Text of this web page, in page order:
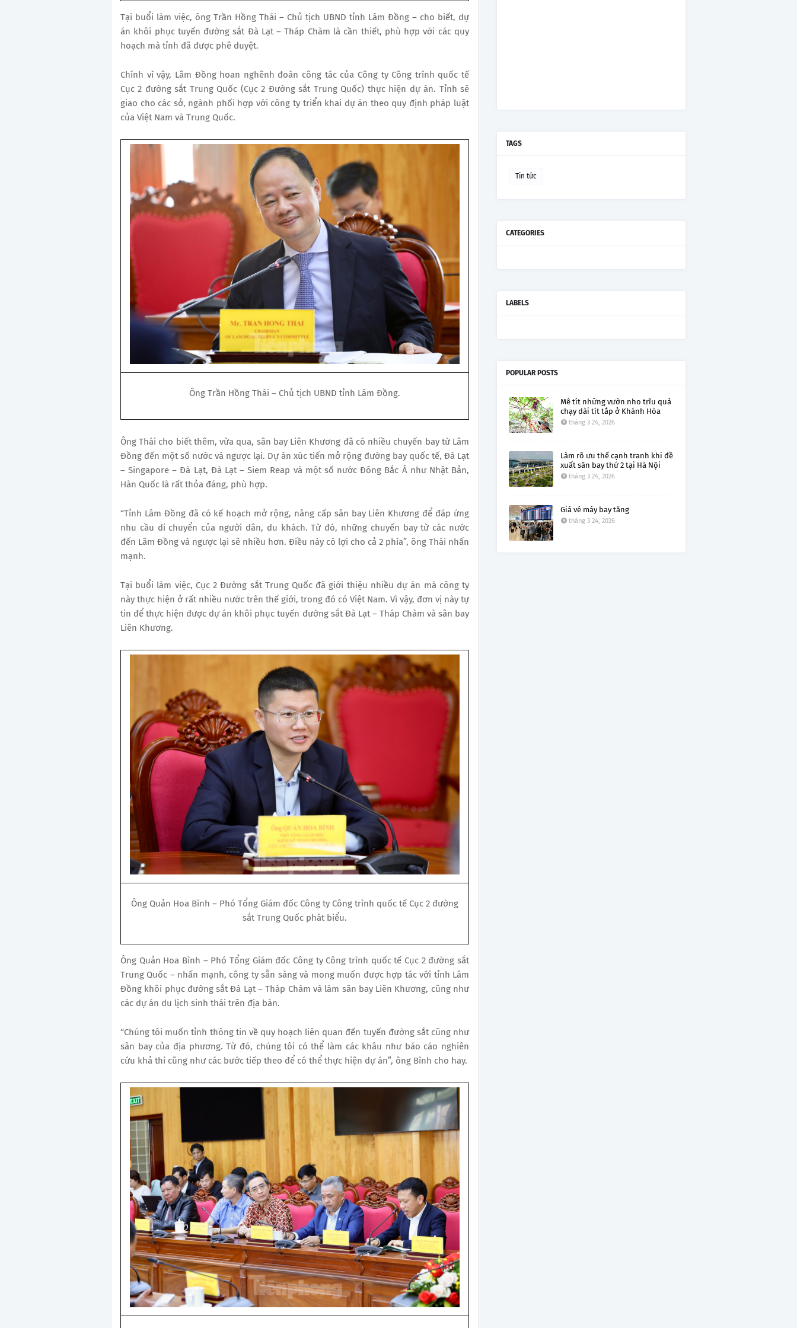
Tại buổi làm việc, ông Trần Hồng Thái – Chủ tịch UBND tỉnh Lâm Đồng – cho biết, dự
án khôi phục tuyến đường sắt Đà Lạt – Tháp Chàm là cần thiết, phù hợp với các quy
hoạch mà tỉnh đã được phê duyệt.
Chính vì vậy, Lâm Đồng hoan nghênh đoàn công tác của Công ty Công trình quốc tế
Cục 2 đường sắt Trung Quốc (Cục 2 Đường sắt Trung Quốc) thực hiện dự án. Tỉnh sẽ
giao cho các sở, ngành phối hợp với công ty triển khai dự án theo quy định pháp luật
của Việt Nam và Trung Quốc.
Ông Trần Hồng Thái – Chủ tịch UBND tỉnh Lâm Đồng.
Ông Thái cho biết thêm, vừa qua, sân bay Liên Khương đã có nhiều chuyến bay từ Lâm
Đồng đến một số nước và ngược lại. Dự án xúc tiến mở rộng đường bay quốc tế, Đà Lạt
– Singapore – Đà Lạt, Đà Lạt – Siem Reap và một số nước Đông Bắc Á như Nhật Bản,
Hàn Quốc là rất thỏa đáng, phù hợp.
“Tỉnh Lâm Đồng đã có kế hoạch mở rộng, nâng cấp sân bay Liên Khương để đáp ứng
nhu cầu di chuyển của người dân, du khách. Từ đó, những chuyến bay từ các nước
đến Lâm Đồng và ngược lại sẽ nhiều hơn. Điều này có lợi cho cả 2 phía”, ông Thái nhấn
mạnh.
Tại buổi làm việc, Cục 2 Đường sắt Trung Quốc đã giới thiệu nhiều dự án mà công ty
này thực hiện ở rất nhiều nước trên thế giới, trong đó có Việt Nam. Vì vậy, đơn vị này tự
tin để thực hiện được dự án khôi phục tuyến đường sắt Đà Lạt – Tháp Chàm và sân bay
Liên Khương.
Ông Quản Hoa Bình – Phó Tổng Giám đốc Công ty Công trình quốc tế Cục 2 đường
sắt Trung Quốc phát biểu.
Ông Quản Hoa Bình – Phó Tổng Giám đốc Công ty Công trình quốc tế Cục 2 đường sắt
Trung Quốc – nhấn mạnh, công ty sẵn sàng và mong muốn được hợp tác với tỉnh Lâm
Đồng khôi phục đường sắt Đà Lạt – Tháp Chàm và làm sân bay Liên Khương, cũng như
các dự án du lịch sinh thái trên địa bàn.
“Chúng tôi muốn tỉnh thông tin về quy hoạch liên quan đến tuyến đường sắt cũng như
sân bay của địa phương. Từ đó, chúng tôi có thể làm các khâu như báo cáo nghiên
cứu khả thi cũng như các bước tiếp theo để có thể thực hiện dự án”, ông Bình cho hay.
TAGS
Tin tức
CATEGORIES
LABELS
POPULAR POSTS
Mê tít những vườn nho trĩu quả
chạy dài tít tắp ở Khánh Hòa
tháng 3 24, 2026
Làm rõ ưu thế cạnh tranh khi đề
xuất sân bay thứ 2 tại Hà Nội
tháng 3 24, 2026
Giá vé máy bay tăng
tháng 3 24, 2026